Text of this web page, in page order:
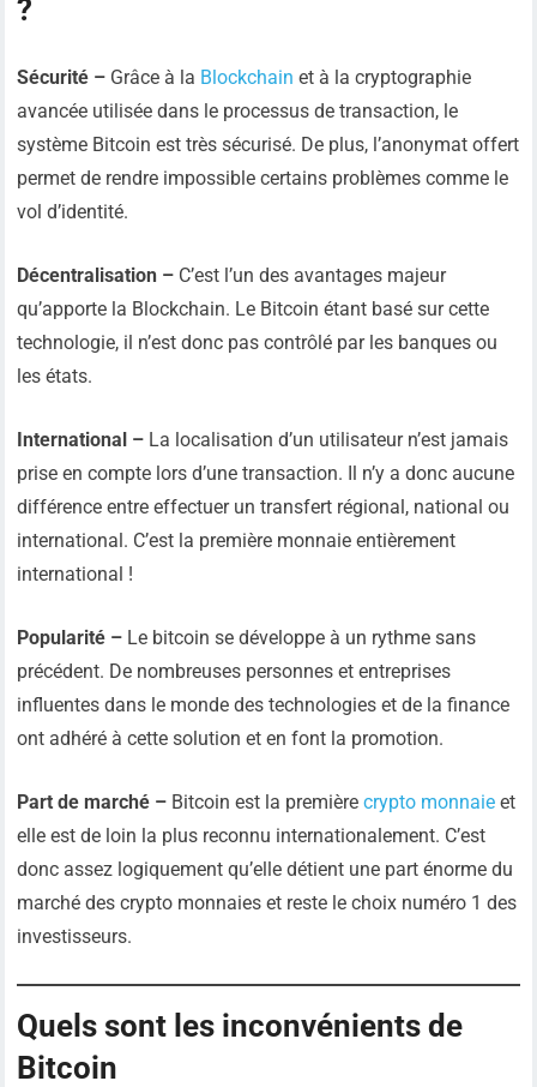
?
Sécurité – Grâce à la Blockchain et à la cryptographie
avancée utilisée dans le processus de transaction, le
système Bitcoin est très sécurisé. De plus, l’anonymat offert
permet de rendre impossible certains problèmes comme le
vol d’identité.
Décentralisation – C’est l’un des avantages majeur
qu’apporte la Blockchain. Le Bitcoin étant basé sur cette
technologie, il n’est donc pas contrôlé par les banques ou
les états.
International – La localisation d’un utilisateur n’est jamais
prise en compte lors d’une transaction. Il n’y a donc aucune
différence entre effectuer un transfert régional, national ou
international. C’est la première monnaie entièrement
international !
Popularité – Le bitcoin se développe à un rythme sans
précédent. De nombreuses personnes et entreprises
influentes dans le monde des technologies et de la finance
ont adhéré à cette solution et en font la promotion.
Part de marché – Bitcoin est la premièrecrypto monnaie et
elle est de loin la plus reconnu internationalement. C’est
donc assez logiquement qu’elle détient une part énorme du
marché des crypto monnaies et reste le choix numéro 1 des
investisseurs.
Quels sont les inconvénients de
Bitcoin